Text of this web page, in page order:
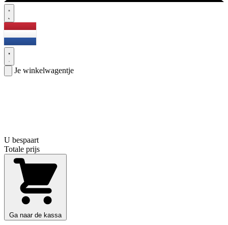
Je winkelwagentje
U bespaart
Totale prijs
Ga naar de kassa